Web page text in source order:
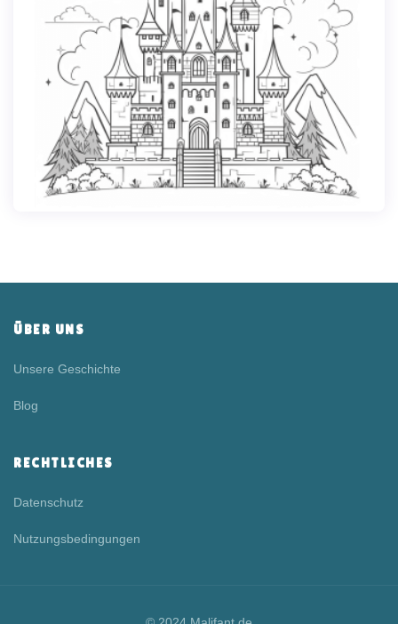
ÜBER UNS
Unsere Geschichte
Blog
RECHTLICHES
Datenschutz
Nutzungsbedingungen